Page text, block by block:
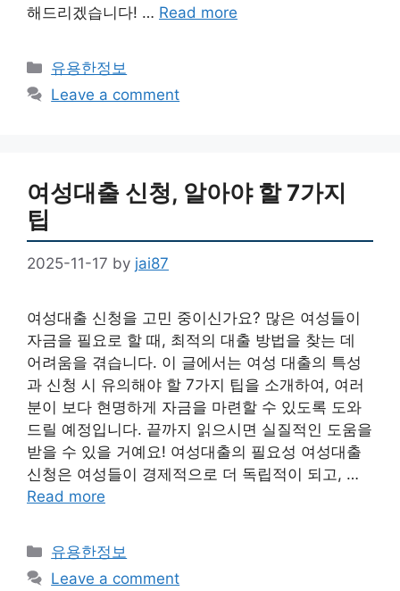
해드리겠습니다! … Read more
Categories
유용한정보
Leave a comment
여성대출 신청, 알아야 할 7가지
팁
2025-11-17 by jai87
여성대출 신청을 고민 중이신가요? 많은 여성들이
자금을 필요로 할 때, 최적의 대출 방법을 찾는 데
어려움을 겪습니다. 이 글에서는 여성 대출의 특성
과 신청 시 유의해야 할 7가지 팁을 소개하여, 여러
분이 보다 현명하게 자금을 마련할 수 있도록 도와
드릴 예정입니다. 끝까지 읽으시면 실질적인 도움을
받을 수 있을 거예요! 여성대출의 필요성 여성대출
신청은 여성들이 경제적으로 더 독립적이 되고, …
Read more
Categories
유용한정보
Leave a comment